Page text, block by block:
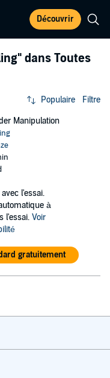
Découvrir
dans Toutes
Populaire Filtre
Manipulation
l'essai.
à
l'essai. Voir
gratuitement